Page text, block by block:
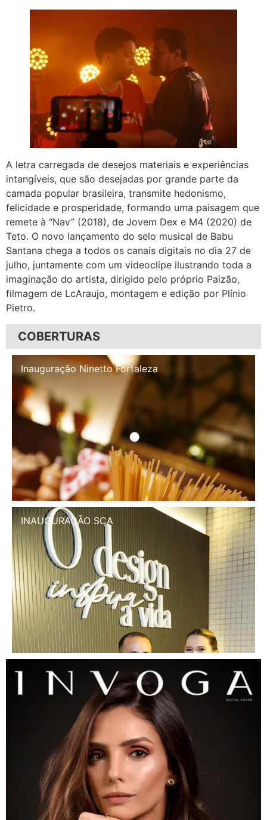
A letra carregada de desejos materiais e experiências
intangíveis, que são desejadas por grande parte da
camada popular brasileira, transmite hedonismo,
felicidade e prosperidade, formando uma paisagem que
remete à “Nav” (2018), de Jovem Dex e M4 (2020) de
Teto. O novo lançamento do selo musical de Babu
Santana chega a todos os canais digitais no dia 27 de
julho, juntamente com um videoclipe ilustrando toda a
imaginação do artista, dirigido pelo próprio Paizão,
filmagem de LcAraujo, montagem e edição por Plínio
Pietro.
COBERTURAS
Inauguração Illa Café
INAUGURAÇÃO SCA